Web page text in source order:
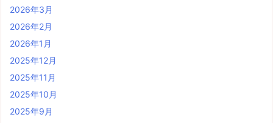
2026年3月
2026年2月
2026年1月
2025年12月
2025年11月
2025年10月
2025年9月